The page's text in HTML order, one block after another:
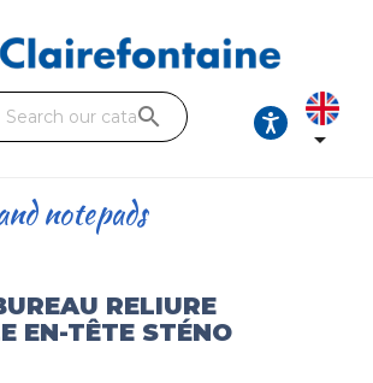
sheets
goods
search

notepads
RELIURE
EN-TÊTE STÉNO